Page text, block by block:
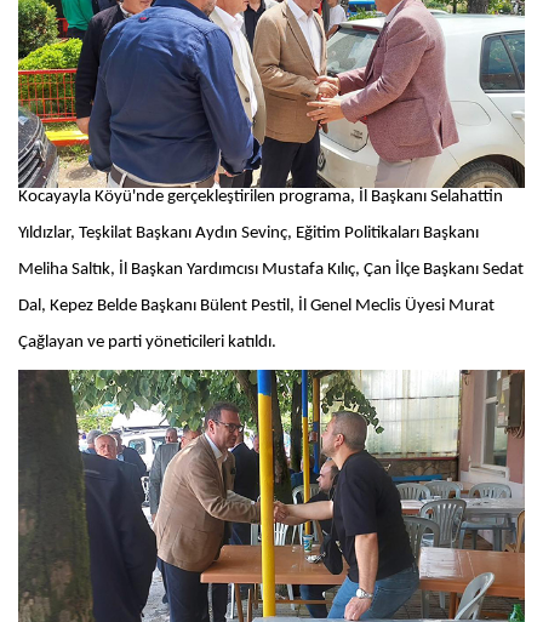
Kocayayla Köyü'nde gerçekleştirilen programa, İl Başkanı Selahattin
Yıldızlar, Teşkilat Başkanı Aydın Sevinç, Eğitim Politikaları Başkanı
Meliha Saltık, İl Başkan Yardımcısı Mustafa Kılıç, Çan İlçe Başkanı Sedat
Dal, Kepez Belde Başkanı Bülent Pestil, İl Genel Meclis Üyesi Murat
Çağlayan ve parti yöneticileri katıldı.